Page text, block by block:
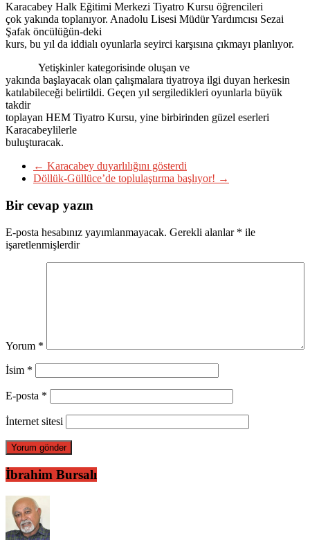
Karacabey Halk Eğitimi Merkezi Tiyatro Kursu öğrencileri
çok yakında toplanıyor. Anadolu Lisesi Müdür Yardımcısı Sezai
Şafak öncülüğün-deki
kurs, bu yıl da iddialı oyunlarla seyirci karşısına çıkmayı planlıyor.
Yetişkinler kategorisinde oluşan ve
yakında başlayacak olan çalışmalara tiyatroya ilgi duyan herkesin
katılabileceği belirtildi. Geçen yıl sergiledikleri oyunlarla büyük
takdir
toplayan HEM Tiyatro Kursu, yine birbirinden güzel eserleri
Karacabeylilerle
buluşturacak.
← Karacabey duyarlılığını gösterdi
Döllük-Güllüce’de toplulaştırma başlıyor! →
Bir cevap yazın
E-posta hesabınız yayımlanmayacak. Gerekli alanlar * ile
işaretlenmişlerdir
Yorum *
İsim *
E-posta *
İnternet sitesi
İbrahim Bursalı